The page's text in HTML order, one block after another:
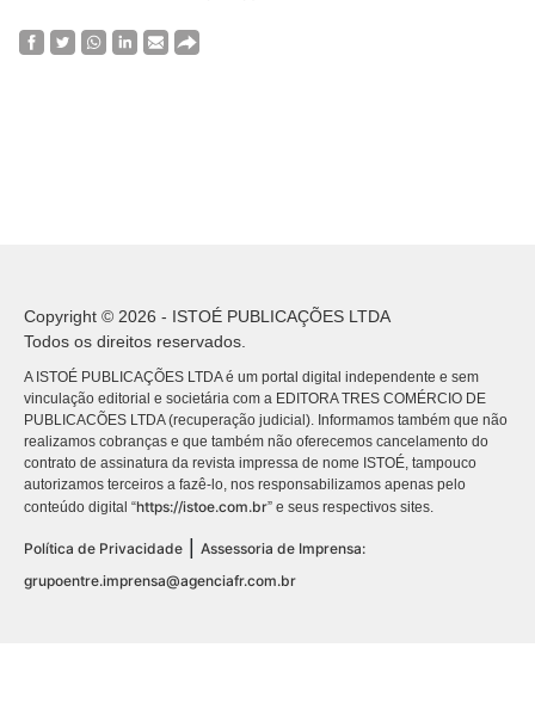
Copyright © 2026 - ISTOÉ PUBLICAÇÕES LTDA
Todos os direitos reservados.
A ISTOÉ PUBLICAÇÕES LTDA é um portal digital independente e sem
vinculação editorial e societária com a EDITORA TRES COMÉRCIO DE
PUBLICACÕES LTDA (recuperação judicial). Informamos também que não
realizamos cobranças e que também não oferecemos cancelamento do
contrato de assinatura da revista impressa de nome ISTOÉ, tampouco
autorizamos terceiros a fazê-lo, nos responsabilizamos apenas pelo
conteúdo digital “https://istoe.com.br” e seus respectivos sites.
Política de Privacidade
Assessoria de Imprensa:
grupoentre.imprensa@agenciafr.com.br